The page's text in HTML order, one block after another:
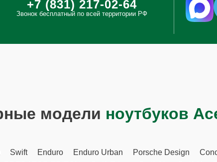
+7 (831) 217-02-64
Звонок бесплатный по всей территории РФ
модели ноутбуков
Swift Enduro Enduro Urban Porsche Design